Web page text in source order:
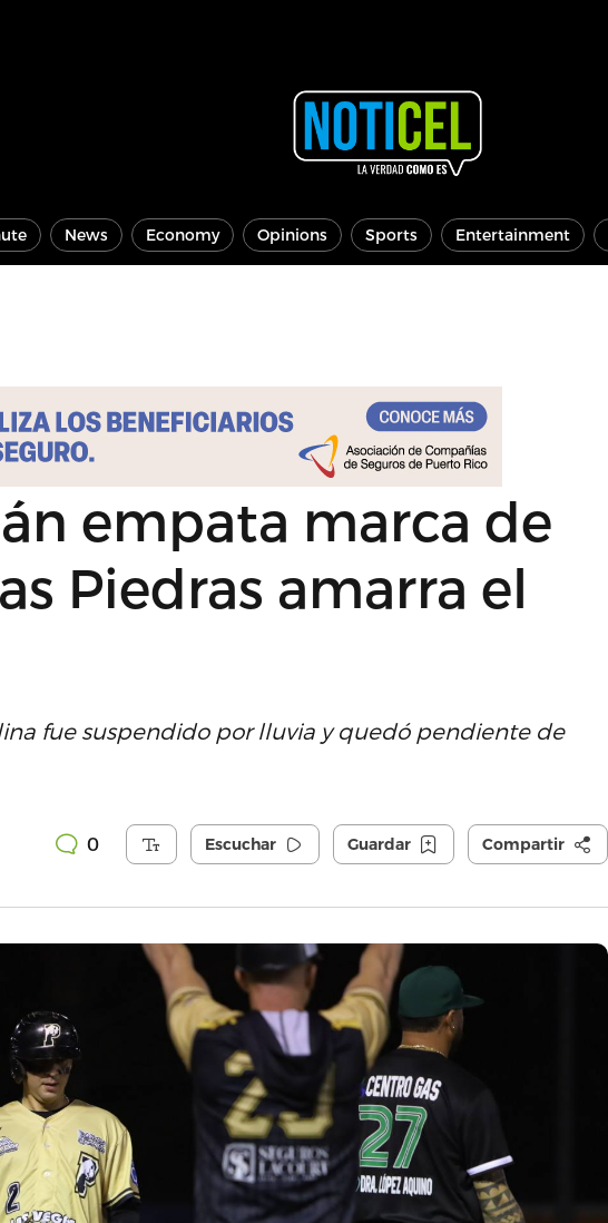
News Economy Opinions Sports Entertainment
empata marca de
Piedras amarra el
fue suspendido por lluvia y quedó pendiente de
0 Escuchar Guardar Compartir